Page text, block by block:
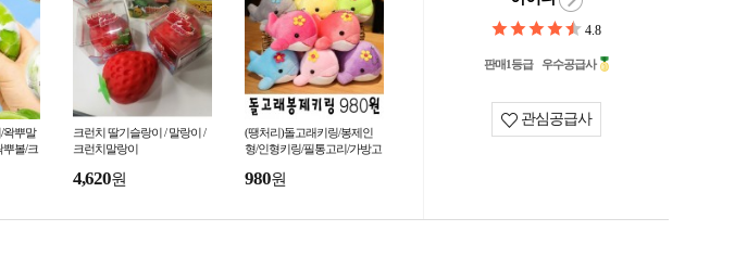
왁뿌말
뿌볼/크
크런치 딸기슬랑이 / 말랑이 /
크런치말랑이
4,620원
(땡처리)돌고래키링/봉제인
형/인형키링/필통고리/가방고
980원
4.8
판매1등급 우수공급사
관심공급사